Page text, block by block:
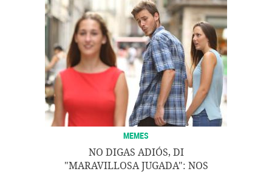
MEMES
NO DIGAS ADIÓS, DI
"MARAVILLOSA JUGADA": NOS